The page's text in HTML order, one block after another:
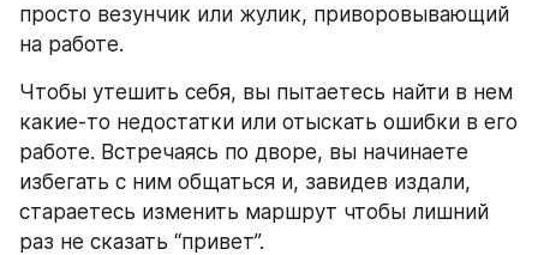
просто везунчик или жулик, приворовывающий
на работе.
Чтобы утешить себя, вы пытаетесь найти в нем
какие-то недостатки или отыскать ошибки в его
работе. Встречаясь по дворе, вы начинаете
избегать с ним общаться и, завидев издали,
стараетесь изменить маршрут чтобы лишний
раз не сказать “привет”.